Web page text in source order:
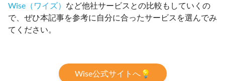
Wise（ワイズ） など他社サービスとの比較もしていくの
で、ぜひ本記事を参考に自分に合ったサービスを選んでみ
てください。
Wise公式サイトへ💡